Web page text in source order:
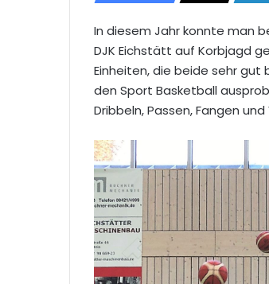
In diesem Jahr konnte man
DJK Eichstätt auf Korbjagd
Einheiten, die beide sehr gut
den Sport Basketball
Dribbeln, Passen, Fangen